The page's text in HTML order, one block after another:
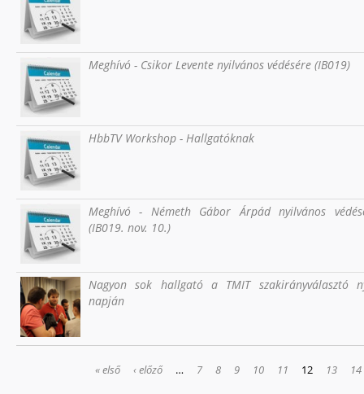
Meghívó - Csikor Levente nyilvános védésére (IB019)
HbbTV Workshop - Hallgatóknak
Meghívó - Németh Gábor Árpád nyilvános
(IB019. nov. 10.)
Nagyon sok hallgató a TMIT szakirányválasztó
napján
« első ‹ előző … 7 8 9 10 11 12 13 14